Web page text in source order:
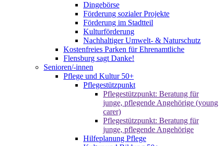
Dingebörse
Förderung sozialer Projekte
Förderung im Stadtteil
Kulturförderung
Nachhaltiger Umwelt- & Naturschutz
Kostenfreies Parken für Ehrenamtliche
Flensburg sagt Danke!
Senioren/-innen
Pflege und Kultur 50+
Pflegestützpunkt
Pflegestützpunkt: Beratung für
junge, pflegende Angehörige (young
carer)
Pflegestützpunkt: Beratung für
junge, pflegende Angehörige
Hilfeplanung Pflege